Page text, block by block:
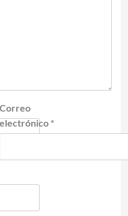
Correo
electrónico *